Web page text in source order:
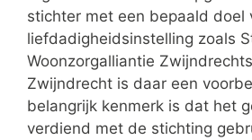
stichter met een bepaald doel
liefdadigheidsinstelling zoals
Woonzorgalliantie
Zwijndrecht is daar een
belangrijk kenmerk is dat het
verdiend met de stichting